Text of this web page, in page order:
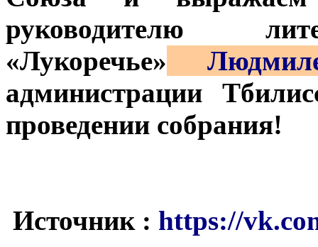
руководителю
«Лукоречье»
администрации
проведении собрания!
Источник : https://